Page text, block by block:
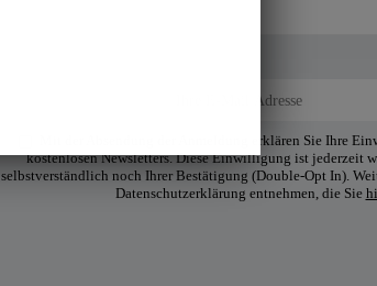
Mit der Absendung der Anmeldung erklären Sie Ihre
kostenlosen Newsletters. Diese Einwilligung ist jederzeit
selbstverständlich noch Ihrer Bestätigung (Double-Opt In).
Datenschutzerklärung entnehmen, die Sie